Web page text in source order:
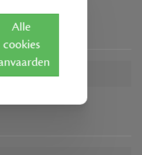
- 2B7
Alle
cookies